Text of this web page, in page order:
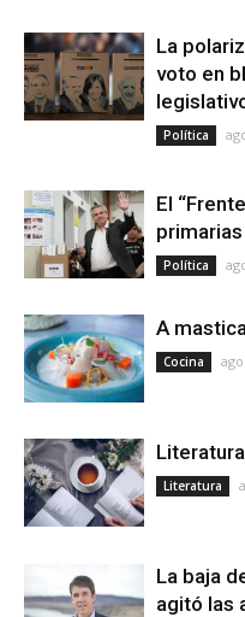
La
voto en
Política
El
primarias
Política
A
Cocina
Literatura
La baja
agitó las